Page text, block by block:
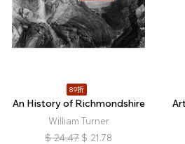
89折
An History of Richmondshire
William Turner
$ 24.47 $ 21.78